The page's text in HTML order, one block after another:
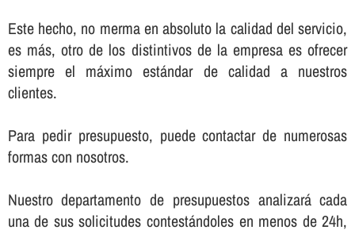
Este hecho, no merma en absoluto la calidad del servicio,
es más, otro de los distintivos de la empresa es ofrecer
siempre el máximo estándar de calidad a nuestros
clientes.
Para pedir presupuesto, puede contactar de numerosas
formas con nosotros.
Nuestro departamento de presupuestos analizará cada
una de sus solicitudes contestándoles en menos de 24h,